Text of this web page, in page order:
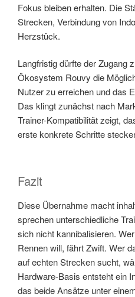
Fokus bleiben erhalten. Die
Strecken, Verbindung von
Herzstück.
Langfristig dürfte der Zugang
Ökosystem Rouvy die
Nutzer zu erreichen und das
Das klingt zunächst nach
Trainer-Kompatibilität zeigt,
erste konkrete Schritte
Fazit
Diese Übernahme macht
sprechen unterschiedliche
sich nicht kannibalisieren.
Rennen will, fährt Zwift. Wer
auf echten Strecken sucht,
Hardware-Basis entsteht ein
das beide Ansätze unter